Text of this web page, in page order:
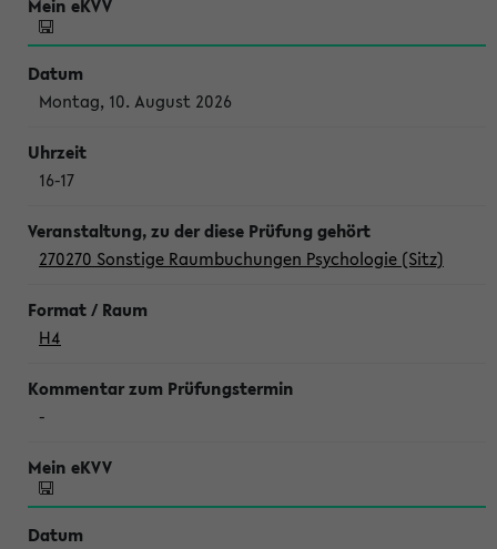
Montag, 10. August 2026
16-17
270270 Sonstige Raumbuchungen Psychologie (Sitz)
H4
-